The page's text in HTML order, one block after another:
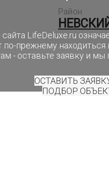
LifeDeluxe.ru
прежнему
- оставьте заявку и
ОСТАВИТЬ
ПОДБОР
Район